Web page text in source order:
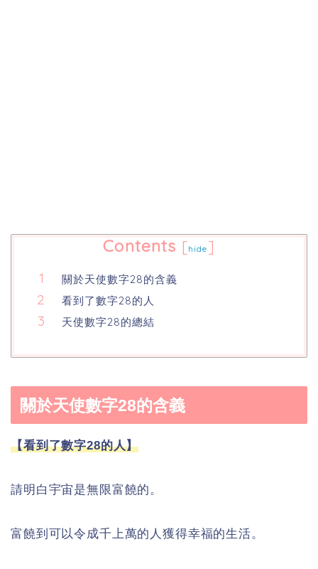
Contents [hide ]
關於天使數字28的含義
看到了數字28的人
天使數字28的總結
關於天使數字28的含義
【看到了數字28的人】
請明白宇宙是無限富饒的。
富饒到可以令成千上萬的人獲得幸福的生活。